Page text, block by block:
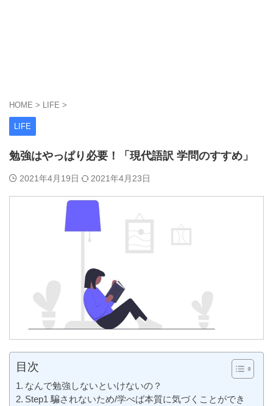
HOME > LIFE >
LIFE
勉強はやっぱり必要！「現代語訳 学問のすすめ」
2021年4月19日 2021年4月23日
目次
なんで勉強しないといけないの？
Step1 騙されないため/学べば本質に気づくことができ